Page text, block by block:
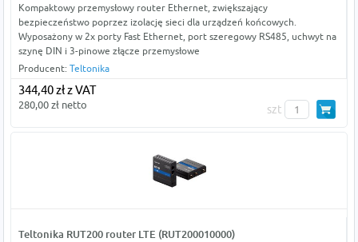
Kompaktowy przemysłowy router Ethernet, zwiększający
bezpieczeństwo poprzez izolację sieci dla urządzeń końcowych.
Wyposażony w 2x porty Fast Ethernet, port szeregowy RS485, uchwyt na
szynę DIN i 3-pinowe złącze przemysłowe
Producent: Teltonika
344,40 zł z VAT
280,00 zł netto szt
Teltonika RUT200 router LTE (RUT200010000)